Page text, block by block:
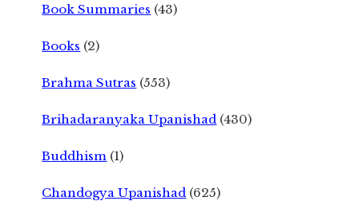
Book Summaries (43)
Books (2)
Brahma Sutras (553)
Brihadaranyaka Upanishad (430)
Buddhism (1)
Chandogya Upanishad (625)